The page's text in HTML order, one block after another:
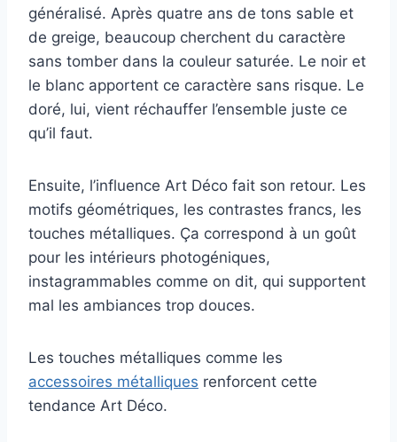
généralisé. Après quatre ans de tons sable et
de greige, beaucoup cherchent du caractère
sans tomber dans la couleur saturée. Le noir et
le blanc apportent ce caractère sans risque. Le
doré, lui, vient réchauffer l’ensemble juste ce
qu’il faut.
Ensuite, l’influence Art Déco fait son retour. Les
motifs géométriques, les contrastes francs, les
touches métalliques. Ça correspond à un goût
pour les intérieurs photogéniques,
instagrammables comme on dit, qui supportent
mal les ambiances trop douces.
Les touches métalliques comme les
accessoires métalliques renforcent cette
tendance Art Déco.